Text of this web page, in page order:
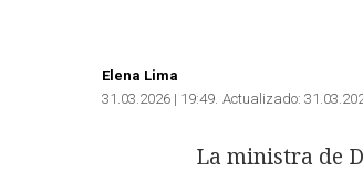
Elena Lima
31.03.2026 | 19:49 Actualizado:
La ministra de